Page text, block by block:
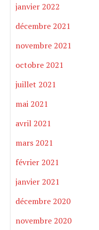
janvier 2022
décembre 2021
novembre 2021
octobre 2021
juillet 2021
mai 2021
avril 2021
mars 2021
février 2021
janvier 2021
décembre 2020
novembre 2020